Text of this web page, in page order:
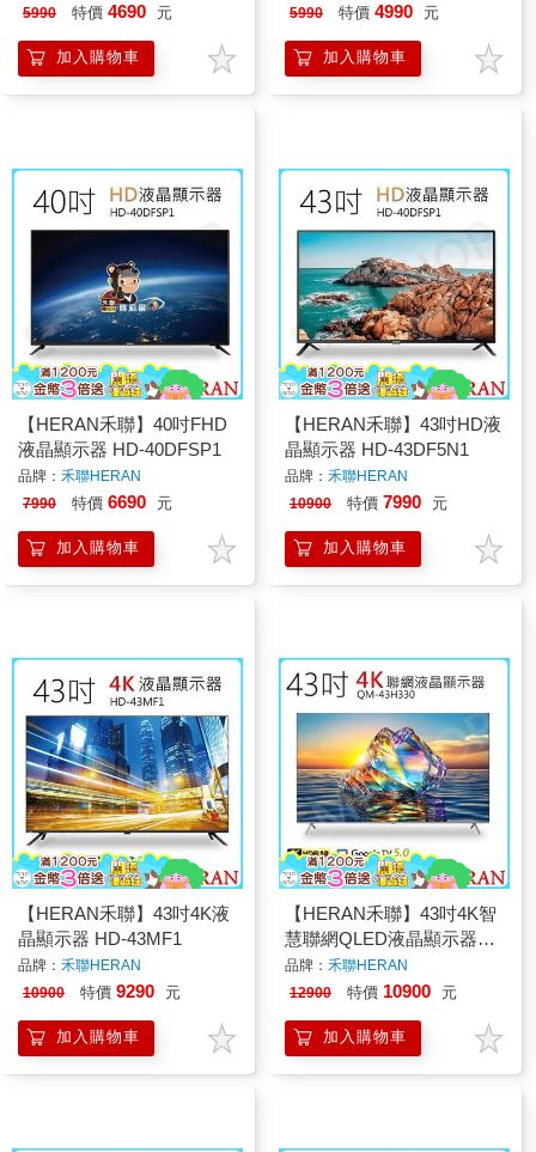
5990
特價 4690 元
加入購物車
5990
特價 4990 元
加入購物車
【HERAN禾聯】40吋FHD
液晶顯示器 HD-40DFSP1
品牌： 禾聯HERAN
7990
特價 6690 元
加入購物車
【HERAN禾聯】43吋HD液
晶顯示器 HD-43DF5N1
品牌： 禾聯HERAN
10900
特價 7990 元
加入購物車
【HERAN禾聯】43吋4K液
晶顯示器 HD-43MF1
品牌： 禾聯HERAN
10900
特價 9290 元
加入購物車
【HERAN禾聯】43吋4K智
慧聯網QLED液晶顯示器
QM-43H330
品牌： 禾聯HERAN
12900
特價 10900 元
加入購物車